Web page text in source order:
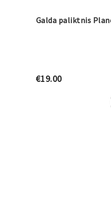
Galda paliktnis
€19.00